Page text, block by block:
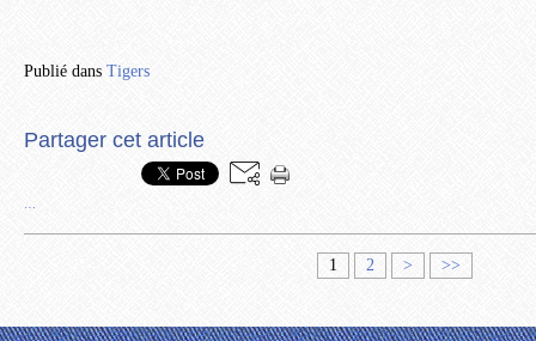
Publié dans Tigers
Partager cet article
…
1 2 > >>